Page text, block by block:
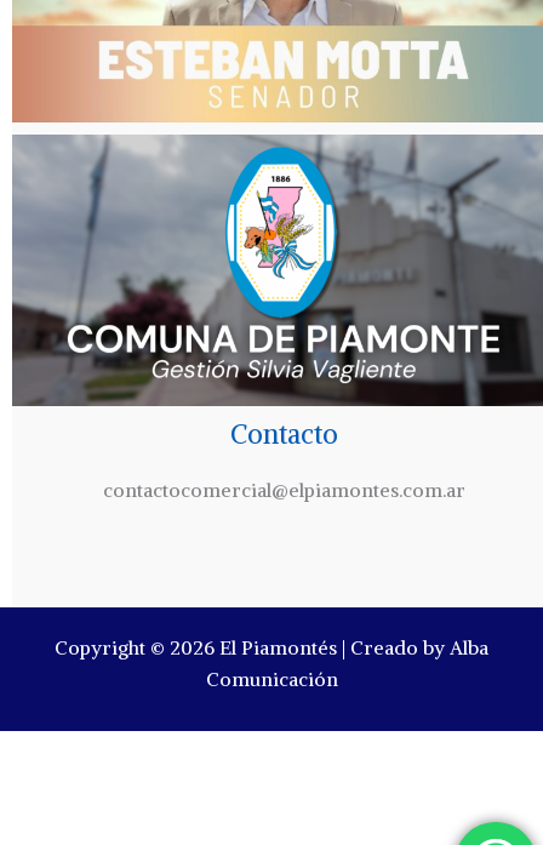
Contacto
contactocomercial@elpiamontes.com.ar
Copyright © 2026 El Piamontés | Creado by Alba
Comunicación